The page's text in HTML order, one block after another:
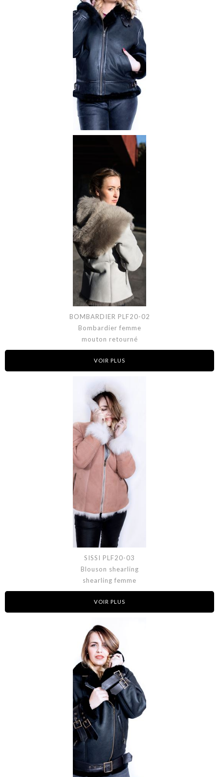
BOMBARDIER PLF20-02
Bombardier femme
mouton retourné
VOIR PLUS
SISSI PLF20-03
Blouson shearling
shearling femme
VOIR PLUS